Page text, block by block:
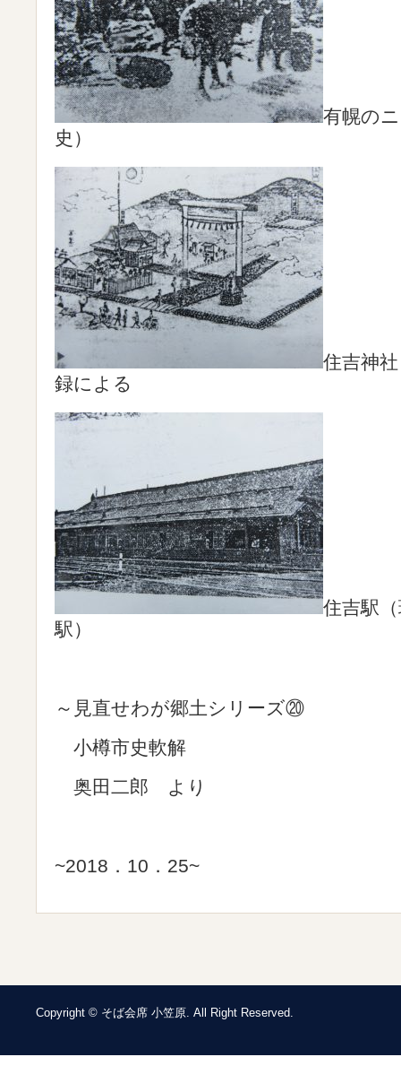
有幌の
史）
住吉神
録による
住吉駅
駅）
～見直せわが郷土シリーズ⑳
小樽市史軟解
奥田二郎 より
~2018．10．25~
Copyright © そば会席 小笠原. All Right Reserved.